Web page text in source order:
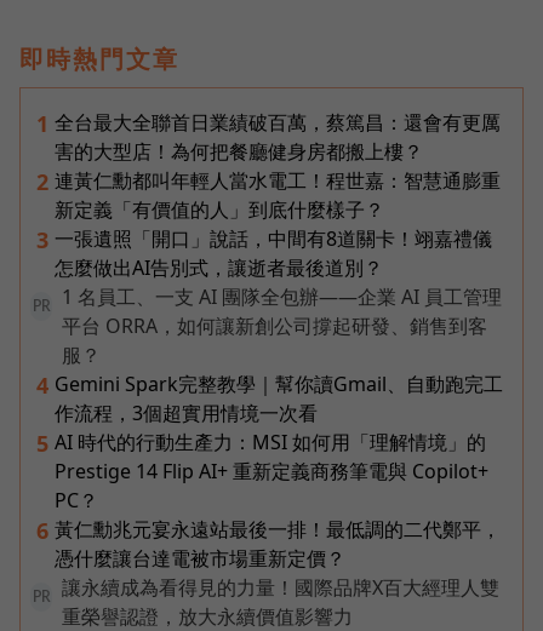
即時熱門文章
1 全台最大全聯首日業績破百萬，蔡篤昌：還會有更厲
害的大型店！為何把餐廳健身房都搬上樓？
2 連黃仁勳都叫年輕人當水電工！程世嘉：智慧通膨重
新定義「有價值的人」到底什麼樣子？
3 一張遺照「開口」說話，中間有8道關卡！翊嘉禮儀
怎麼做出AI告別式，讓逝者最後道別？
PR
1 名員工、一支 AI 團隊全包辦——企業 AI 員工管理
平台 ORRA，如何讓新創公司撐起研發、銷售到客
服？
4 Gemini Spark完整教學｜幫你讀Gmail、自動跑完工
作流程，3個超實用情境一次看
5 AI 時代的行動生產力：MSI 如何用「理解情境」的
Prestige 14 Flip AI+ 重新定義商務筆電與 Copilot+
PC？
6 黃仁勳兆元宴永遠站最後一排！最低調的二代鄭平，
憑什麼讓台達電被市場重新定價？
PR
讓永續成為看得見的力量！國際品牌X百大經理人雙
重榮譽認證，放大永續價值影響力